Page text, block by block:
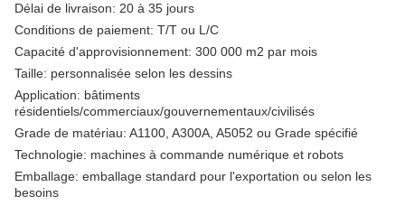
Délai de livraison: 20 à 35 jours
Conditions de paiement: T/T ou L/C
Capacité d'approvisionnement: 300 000 m2 par mois
Taille: personnalisée selon les dessins
Application: bâtiments
résidentiels/commerciaux/gouvernementaux/civilisés
Grade de matériau: A1100, A300A, A5052 ou Grade spécifié
Technologie: machines à commande numérique et robots
Emballage: emballage standard pour l'exportation ou selon les
besoins